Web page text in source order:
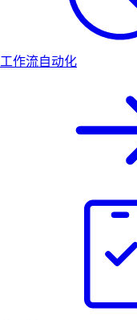
工作流自动化